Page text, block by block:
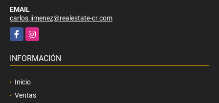
EMAIL
carlos.jimenez@realestate-cr.com
FacebookInstagram
INFORMACIÓN
Inicio
Ventas